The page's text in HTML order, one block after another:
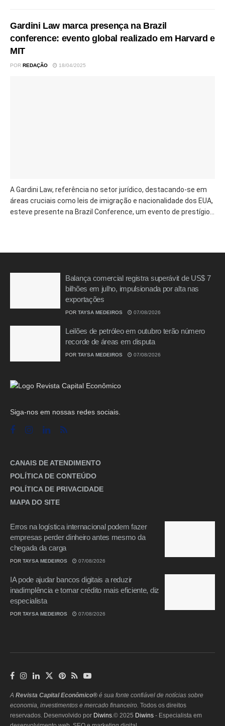
Gardini Law marca presença na Brazil
conference: evento global realizado em Harvard e
MIT
POR REDAÇÃO 18/04/2025
A Gardini Law, referência no setor jurídico, destacando-se em
áreas cruciais como leis de imigração e nacionalidade dos EUA,
esteve presente na Brazil Conference, um evento de prestígio...
Balança comercial registra superávit de US$ 7
bilhões em julho, impulsionada por alta nas
exportações
POR TAYSA MEDEIROS 07/08/2026
Leilões de petróleo em outubro terão número
recorde de áreas em disputa
POR TAYSA MEDEIROS 07/08/2026
Siga-nos em nossas redes sociais.
CANAIS DE ATENDIMENTO
POLÍTICA DE CONTEÚDO
POLÍTICA DE PRIVACIDADE
MAPA DO SITE
Erros na logística internacional podem fazer
empresas perder dinheiro antes mesmo da
chegada da carga
POR TAYSA MEDEIROS 07/08/2026
IA pode ajudar bancos digitais a reduzir
inadimplência e tornar crédito mais eficiente, diz
especialista
POR TAYSA MEDEIROS 07/08/2026
A Revista Capital Econômico® é sua fonte confiável de notícias sobre
economia, investimentos e mercado financeiro. Todos os direitos
reservados. Desenvolvido por Diwins.© 2025 Diwins - Especialista em